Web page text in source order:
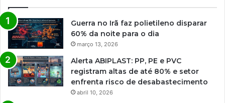
Guerra no Irã faz polietileno disparar
60% da noite para o dia
março 13, 2026
Alerta ABIPLAST: PP, PE e PVC
registram altas de até 80% e setor
enfrenta risco de desabastecimento
abril 10, 2026